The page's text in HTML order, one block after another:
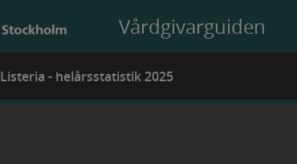
Vårdgivarguiden
Listeria - helårsstatistik 2025